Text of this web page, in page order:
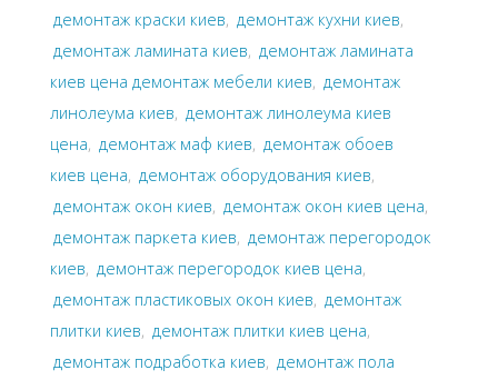
демонтаж краски киев, демонтаж кухни киев,
демонтаж ламината киев, демонтаж ламината
киев цена демонтаж мебели киев, демонтаж
линолеума киев, демонтаж линолеума киев
цена, демонтаж маф киев, демонтаж обоев
киев цена, демонтаж оборудования киев,
демонтаж окон киев, демонтаж окон киев цена,
демонтаж паркета киев, демонтаж перегородок
киев, демонтаж перегородок киев цена,
демонтаж пластиковых окон киев, демонтаж
плитки киев, демонтаж плитки киев цена,
демонтаж подработка киев, демонтаж пола